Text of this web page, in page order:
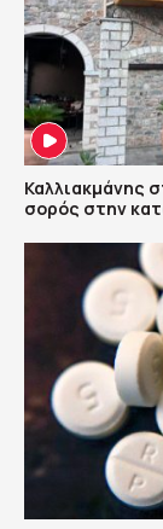
Καλλιακμάνης
σορός στην